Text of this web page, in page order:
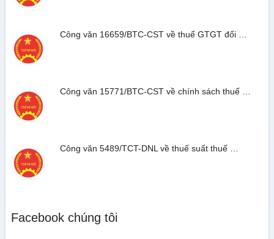
Công văn 16659/BTC-CST về thuế GTGT đối …
Công văn 15771/BTC-CST về chính sách thuế …
Công văn 5489/TCT-DNL về thuế suất thuế …
Facebook chúng tôi